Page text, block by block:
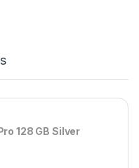
128 GB Silver